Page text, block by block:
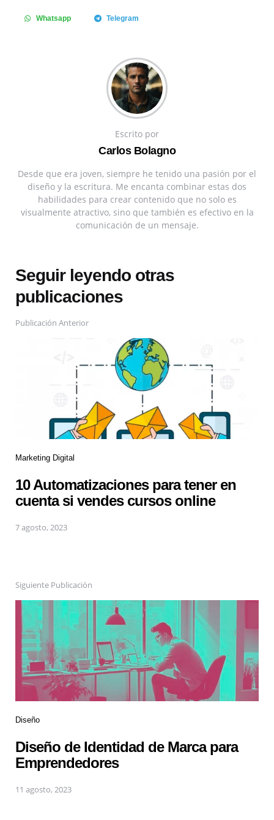
Whatsapp Telegram
Escrito por
Carlos Bolagno
Desde que era joven, siempre he tenido una pasión por el
diseño y la escritura. Me encanta combinar estas dos
habilidades para crear contenido que no solo es
visualmente atractivo, sino que también es efectivo en la
comunicación de un mensaje.
Seguir leyendo otras
publicaciones
Publicación Anterior
Marketing Digital
10 Automatizaciones para tener en
cuenta si vendes cursos online
7 agosto, 2023
Siguiente Publicación
Diseño
Diseño de Identidad de Marca para
Emprendedores
11 agosto, 2023